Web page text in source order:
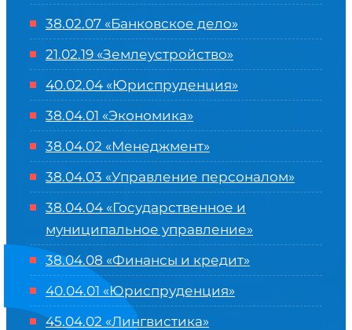
38.02.07 «Банковское дело»
21.02.19 «Землеустройство»
40.02.04 «Юриспруденция»
38.04.01 «Экономика»
38.04.02 «Менеджмент»
38.04.03 «Управление персоналом»
38.04.04 «Государственное и
муниципальное управление»
38.04.08 «Финансы и кредит»
40.04.01 «Юриспруденция»
45.04.02 «Лингвистика»